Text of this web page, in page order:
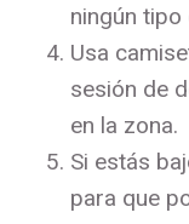
ningún tipo
Usa
sesión de
en la zona.
Si estás
para que